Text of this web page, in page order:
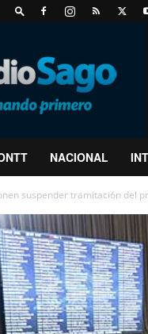
NACIONAL
suspender tramitación del